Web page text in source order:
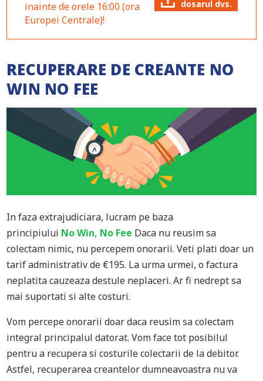
inainte de orele 16:00 (ora
Europei Centrale)!
dosarul dvs.
RECUPERARE DE CREANTE NO
WIN NO FEE
In faza extrajudiciara, lucram pe baza
principiului No Win, No Fee Daca nu reusim sa
colectam nimic, nu percepem onorarii. Veti plati doar un
tarif administrativ de €195. La urma urmei, o factura
neplatita cauzeaza destule neplaceri. Ar fi nedrept sa
mai suportati si alte costuri.
Vom percepe onorarii doar daca reusim sa colectam
integral principalul datorat. Vom face tot posibilul
pentru a recupera si costurile colectarii de la debitor.
Astfel, recuperarea creantelor dumneavoastra nu va